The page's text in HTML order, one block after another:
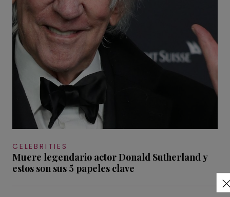
CELEBRITIES
Muere legendario actor Donald Sutherland y
estos son sus 5 papeles clave